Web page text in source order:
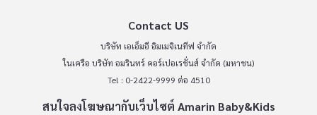
Contact US
บริษัท เอเอ็มอี อิมเมจิเนทีฟ จำกัด
ในเครือ บริษัท อมรินทร์ คอร์เปอเรชั่นส์ จำกัด (มหาชน)
Tel : 0-2422-9999 ต่อ 4510
สนใจลงโฆษณากับเว็บไซต์ Amarin Baby&Kids